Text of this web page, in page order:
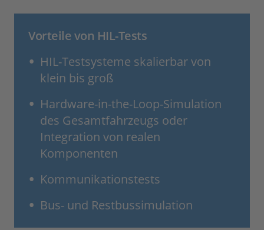
Vorteile von HIL-Tests
HIL-Testsysteme skalierbar von
klein bis groß
Hardware-in-the-Loop-Simulation
des Gesamtfahrzeugs oder
Integration von realen
Komponenten
Kommunikationstests
Bus- und Restbussimulation